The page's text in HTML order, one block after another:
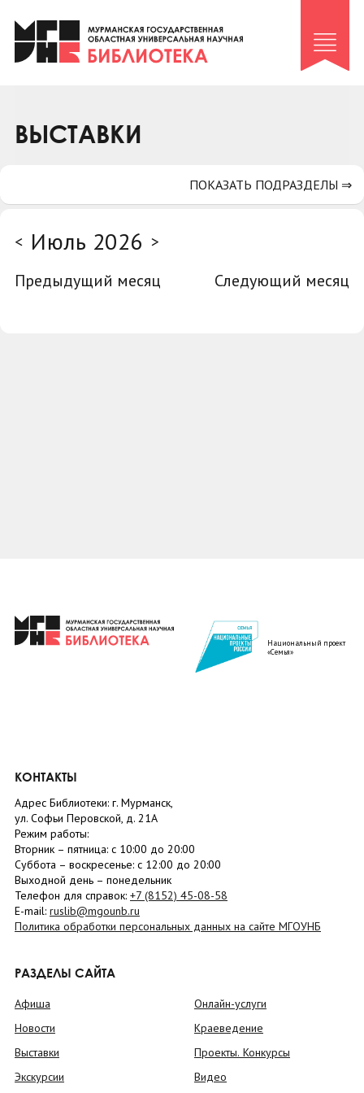
Клуб «Гиря и сельдерей»
Клуб «Семейный архив»
Коллегам
ВЫСТАВКИ
< Июль 2026 >
Предыдущий месяц
Следующий месяц
ПОКАЗАТЬ ПОДРАЗДЕЛЫ ⇒
Национальный проект
«Семья»
КОНТАКТЫ
Адрес Библиотеки: г. Мурманск,
ул. Софьи Перовской, д. 21А
Режим работы:
Вторник – пятница: с 10:00 до 20:00
Суббота – воскресенье: c 12:00 до 20:00
Выходной день – понедельник
Телефон для справок: +7 (8152) 45-08-58
E-mail: ruslib@mgounb.ru
Политика обработки персональных данных на сайте МГОУНБ
РАЗДЕЛЫ САЙТА
Афиша
Новости
Выставки
Экскурсии
Онлайн-услуги
Краеведение
Проекты. Конкурсы
Видео